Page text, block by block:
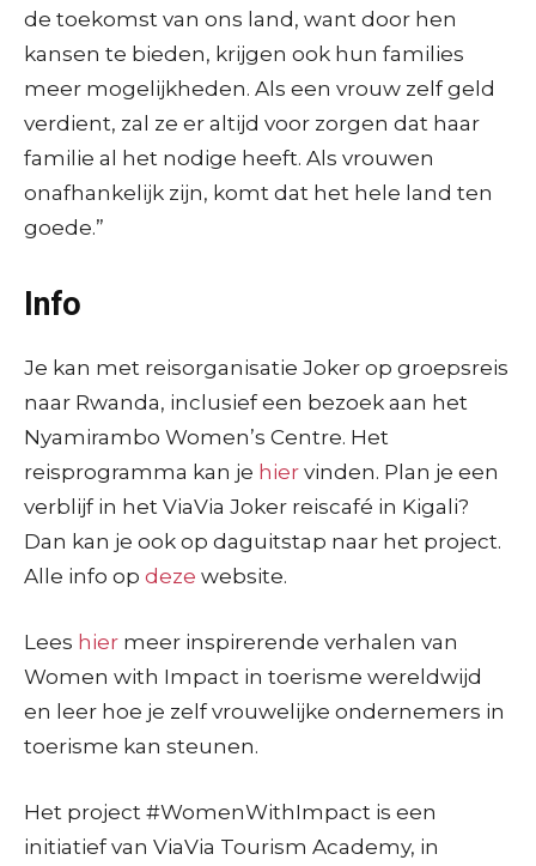
de toekomst van ons land, want door hen
kansen te bieden, krijgen ook hun families
meer mogelijkheden. Als een vrouw zelf geld
verdient, zal ze er altijd voor zorgen dat haar
familie al het nodige heeft. Als vrouwen
onafhankelijk zijn, komt dat het hele land ten
goede.”
Info
Je kan met reisorganisatie Joker op groepsreis
naar Rwanda, inclusief een bezoek aan het
Nyamirambo Women’s Centre. Het
reisprogramma kan je hier vinden. Plan je een
verblijf in het ViaVia Joker reiscafé in Kigali?
Dan kan je ook op daguitstap naar het project.
Alle info op deze website.
Lees hier meer inspirerende verhalen van
Women with Impact in toerisme wereldwijd
en leer hoe je zelf vrouwelijke ondernemers in
toerisme kan steunen.
Het project #WomenWithImpact is een
initiatief van ViaVia Tourism Academy, in